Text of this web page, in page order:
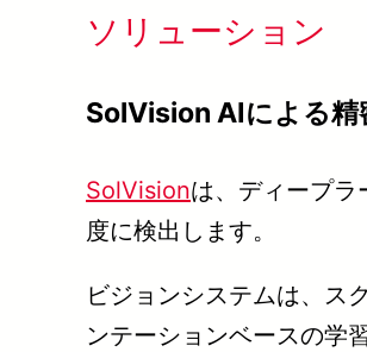
ソリューション
SolVision AIによる精
SolVisionは、ディープ
度に検出します。
ビジョンシステムは、ス
ンテーションベースの学